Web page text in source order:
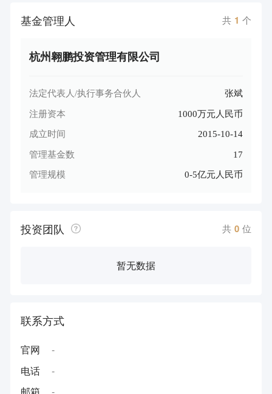
基金管理人 共 1 个
杭州翱鹏投资管理有限公司
法定代表人/执行事务合伙人 张斌
注册资本 1000万元人民币
成立时间 2015-10-14
管理基金数 17
管理规模 0-5亿元人民币
投资团队 共 0 位
暂无数据
联系方式
官网
-
电话
-